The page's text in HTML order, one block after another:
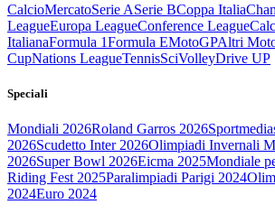
CalcioMercatoSerie ASerie BCoppa Italia
LeagueEuropa LeagueConference League
ItalianaFormula 1Formula EMotoGPAltri
CupNations LeagueTennisSciVolleyDrive UP
Speciali
Mondiali 2026Roland Garros 2026
2026Scudetto Inter 2026Olimpiadi Invernali
2026Super Bowl 2026Eicma 2025Mondiale
Riding Fest 2025Paralimpiadi Parigi 2024
2024Euro 2024